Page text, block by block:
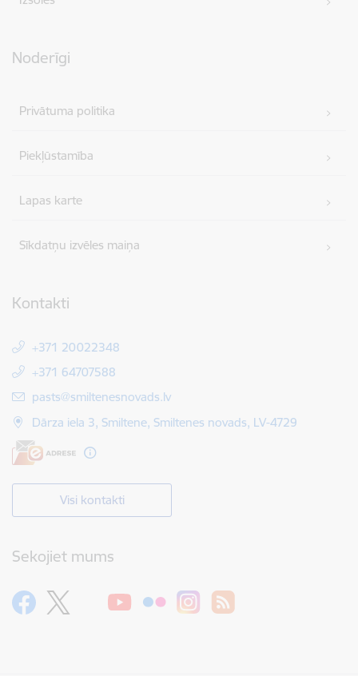
Noderīgi
Privātuma politika
Piekļūstamība
Lapas karte
Sīkdatņu izvēles maiņa
Kontakti
+371 20022348
+371 64707588
E-pasts:
pasts@smiltenesnovads.lv
Dārza iela 3, Smiltene, Smiltenes novads, LV-4729
Visi kontakti
Sekojiet mums